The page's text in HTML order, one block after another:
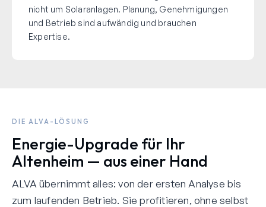
nicht um Solaranlagen. Planung, Genehmigungen
und Betrieb sind aufwändig und brauchen
Expertise.
DIE ALVA-LÖSUNG
Energie-Upgrade für Ihr
Altenheim — aus einer Hand
ALVA übernimmt alles: von der ersten Analyse bis
zum laufenden Betrieb. Sie profitieren, ohne selbst